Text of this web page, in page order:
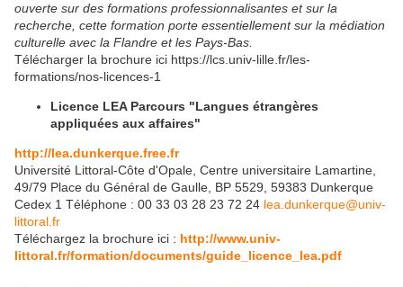
ouverte sur des formations professionnalisantes et sur la
recherche, cette formation porte essentiellement sur la médiation
culturelle avec la Flandre et les Pays-Bas.
Télécharger la brochure ici https://lcs.univ-lille.fr/les-
formations/nos-licences-1
Licence LEA Parcours "Langues étrangères
appliquées aux affaires"
http://lea.dunkerque.free.fr
Université Littoral-Côte d'Opale, Centre universitaire Lamartine,
49/79 Place du Général de Gaulle, BP 5529, 59383 Dunkerque
Cedex 1 Téléphone : 00 33 03 28 23 72 24 lea.dunkerque@univ-
littoral.fr
Téléchargez la brochure ici : http://www.univ-
littoral.fr/formation/documents/guide_licence_lea.pdf